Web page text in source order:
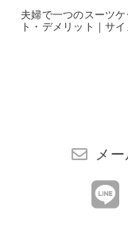
夫婦で一つのスーツ
ト・デメリット｜サ
メ